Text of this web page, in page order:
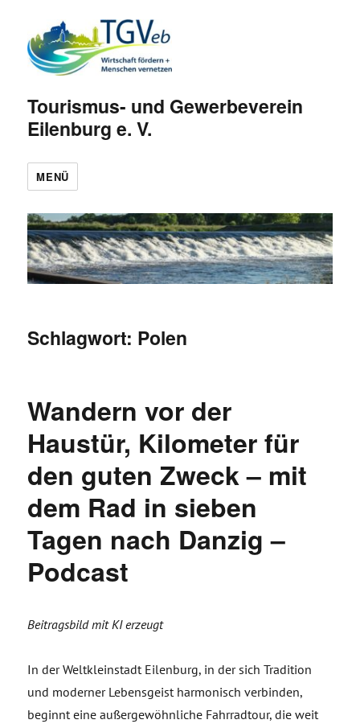
Tourismus- und Gewerbeverein
Eilenburg e. V.
MENÜ
Schlagwort: Polen
Wandern vor der
Haustür, Kilometer für
den guten Zweck – mit
dem Rad in sieben
Tagen nach Danzig –
Podcast
Beitragsbild mit KI erzeugt
In der Weltkleinstadt Eilenburg, in der sich Tradition
und moderner Lebensgeist harmonisch verbinden,
beginnt eine außergewöhnliche Fahrradtour, die weit